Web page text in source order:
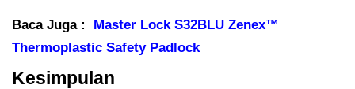
Baca Juga : Master Lock S32BLU Zenex™
Thermoplastic Safety Padlock
Kesimpulan